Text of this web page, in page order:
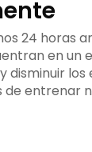
24 horas
en un
disminuir los
de entrenar